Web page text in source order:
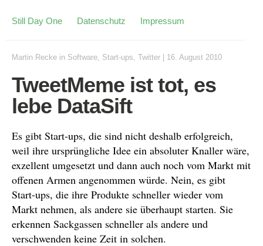
Still Day One Datenschutz Impressum
Martin Recke in Software, Start-ups, Twitter 16. August 2010
TweetMeme ist tot, es
lebe DataSift
Es gibt Start-ups, die sind nicht deshalb erfolgreich,
weil ihre ursprüngliche Idee ein absoluter Knaller wäre,
exzellent umgesetzt und dann auch noch vom Markt mit
offenen Armen angenommen würde. Nein, es gibt
Start-ups, die ihre Produkte schneller wieder vom
Markt nehmen, als andere sie überhaupt starten. Sie
erkennen Sackgassen schneller als andere und
verschwenden keine Zeit in solchen.